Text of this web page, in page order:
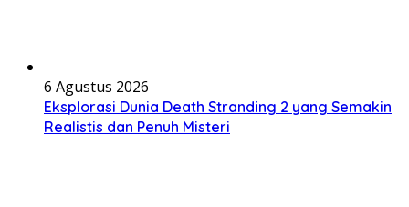
6 Agustus 2026
Eksplorasi Dunia Death Stranding 2 yang Semakin
Realistis dan Penuh Misteri